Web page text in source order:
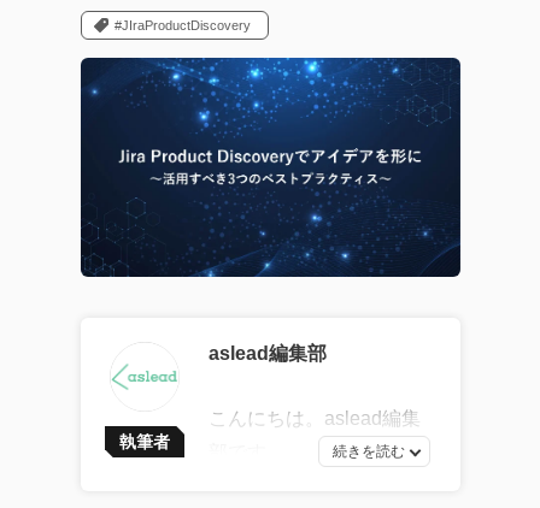
#JIraProductDiscovery
執筆者
aslead編集部
こんにちは。aslead編集